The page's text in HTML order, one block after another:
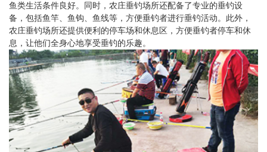
鱼类生活条件良好。同时，农庄垂钓场所还配备了专业的垂钓设
备，包括鱼竿、鱼钩、鱼线等，方便垂钓者进行垂钓活动。此外，
农庄垂钓场所还提供便利的停车场和休息区，方便垂钓者停车和休
息，让他们全身心地享受垂钓的乐趣。